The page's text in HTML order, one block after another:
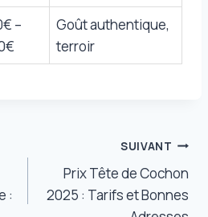
–
Goût authentique,
terroir
:
SUIVANT
Prix Tête de Cochon
2025 : Tarifs et Bonnes